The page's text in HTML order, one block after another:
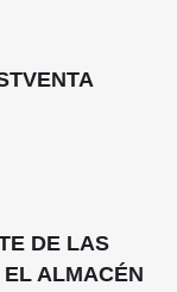
DE LAS
ALMACÉN